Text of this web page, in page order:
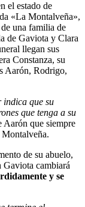
el estado de
«La Montalveña»,
una familia de
de Gaviota y Clara
llegan sus
Constanza, su
Aarón, Rodrigo,
indica que su
que tenga a su
Aarón que siempre
Montalveña.
de su abuelo,
Gaviota cambiará
y se